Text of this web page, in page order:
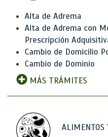
Alta de Adrema
Alta de Adrema con
Prescripción
Cambio de Domicilio
Cambio de Dominio
MÁS TRÁMITES
ALIMENTOS